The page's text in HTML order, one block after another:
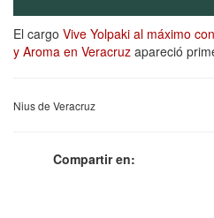
El cargo Vive Yolpaki al máximo
y Aroma en Veracruz apareció
Nius de Veracruz
Compartir en: